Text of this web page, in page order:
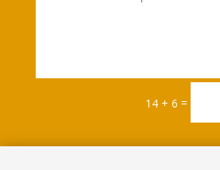
14 + 6 =